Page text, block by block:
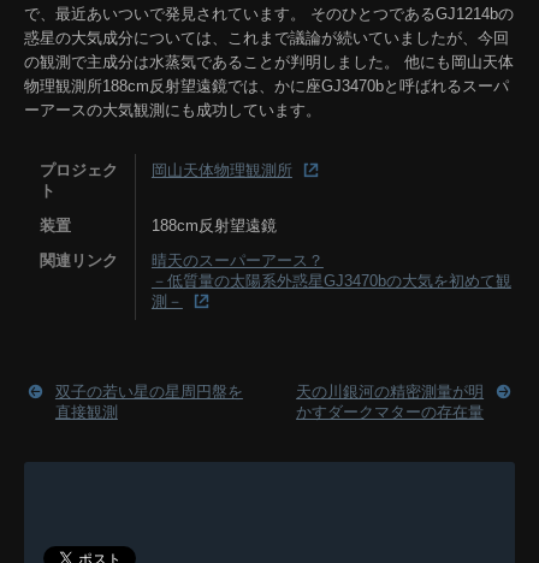
で、最近あいついで発見されています。 そのひとつであるGJ1214bの
惑星の大気成分については、これまで議論が続いていましたが、今回
の観測で主成分は水蒸気であることが判明しました。 他にも岡山天体
物理観測所188cm反射望遠鏡では、かに座GJ3470bと呼ばれるスーパ
ーアースの大気観測にも成功しています。
プロジェク
ト
岡山天体物理観測所
装置
188cm反射望遠鏡
関連リンク
晴天のスーパーアース？
－低質量の太陽系外惑星GJ3470bの大気を初めて観
測－
双子の若い星の星周円盤を
直接観測
天の川銀河の精密測量が明
かすダークマターの存在量